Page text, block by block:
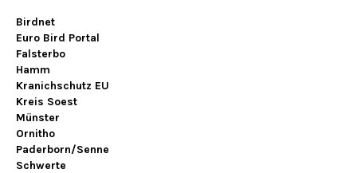
Birdnet
Euro Bird Portal
Falsterbo
Hamm
Kranichschutz EU
Kreis Soest
Münster
Ornitho
Paderborn/Senne
Schwerte